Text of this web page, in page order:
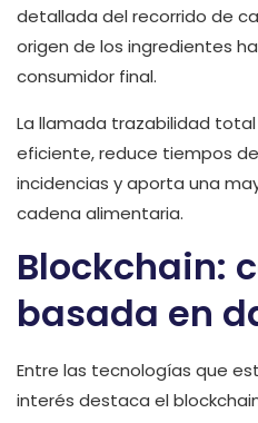
detallada del recorrido de
origen de los ingredientes
consumidor final.
La llamada trazabilidad
eficiente, reduce tiempos
incidencias y aporta una
cadena alimentaria.
Blockchain:
basada en
Entre las tecnologías que
interés destaca el